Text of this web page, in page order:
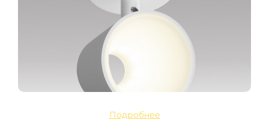
Подробнее